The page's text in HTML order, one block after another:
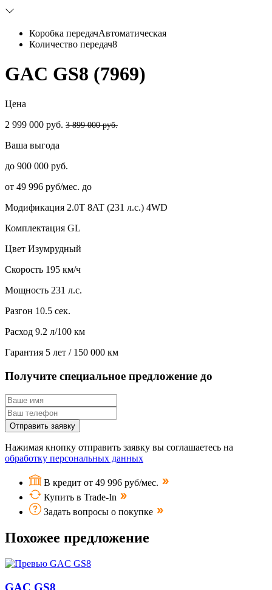
Коробка передачАвтоматическая
Количество передач8
GAC GS8 (7969)
Цена
2 999 000 руб. 3 899 000 руб.
Ваша выгода
до 900 000 руб.
от 49 996 руб/мес. до
Модификация 2.0T 8AT (231 л.с.) 4WD
Комплектация GL
Цвет Изумрудный
Скорость 195 км/ч
Мощность 231 л.с.
Разгон 10.5 сек.
Расход 9.2 л/100 км
Гарантия 5 лет / 150 000 км
Получите специальное предложение до
Отправить заявку
Нажимая кнопку отправить заявку вы соглашаетесь на
обработку персональных данных
В кредит от 49 996 руб/мес.
Купить в Trade-In
Задать вопросы о покупке
Похожее предложение
GAC GS8